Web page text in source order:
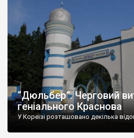
“Дюльбер”. Черговий
геніального Краснова
У Кореїзі розташовано декілька